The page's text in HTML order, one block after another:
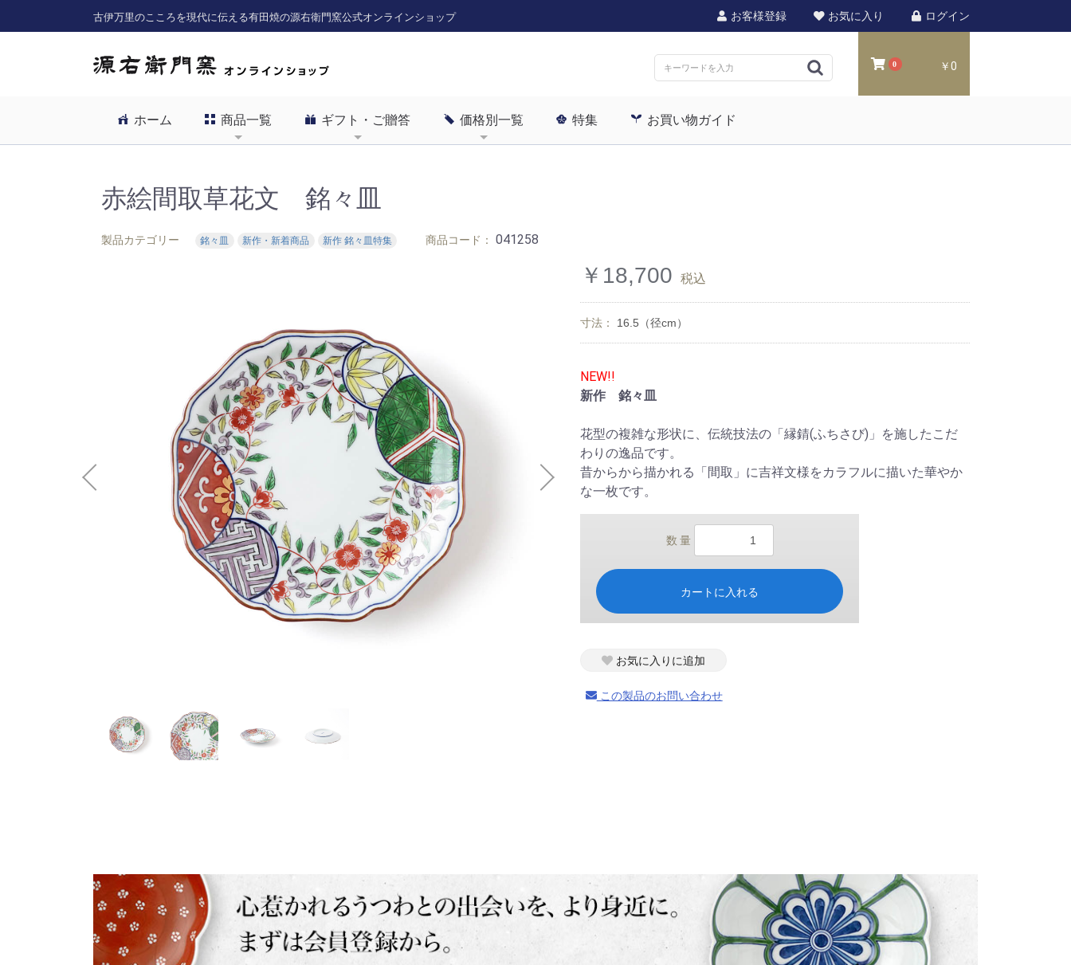
古伊万里のこころを現代に伝える有田焼の源右衛門窯公式オンラインショップ お客様登録 お気に入り ログイン
0 ￥0
ホーム 商品一覧 ギフト・ご贈答 価格別一覧 特集 お買い物ガイド
赤絵間取草花文 銘々皿
製品カテゴリー 銘々皿 新作・新着商品 新作 銘々皿特集 商品コード： 041258
￥18,700 税込
寸法：
NEW!!
新作 銘々皿
花型の複雑な形状に、伝統技法の「縁錆(ふちさび)」を施したこだ
わりの逸品です。
昔からから描かれる「間取」に吉祥文様をカラフルに描いた華やか
な一枚です。
数 量
カートに入れる
お買い物を続ける カートへ進む
お気に入りに追加
この製品のお問い合わせ